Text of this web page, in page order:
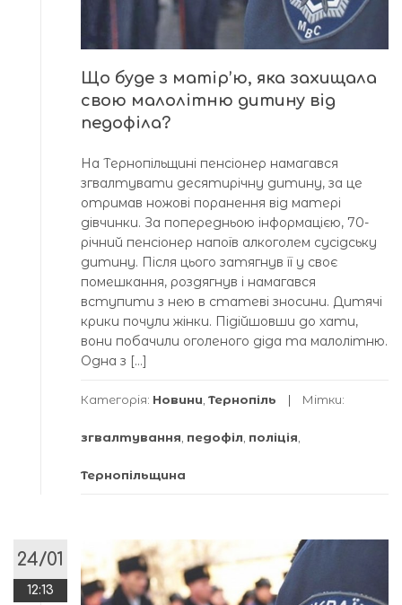
Що буде з матір’ю, яка захищала
свою малолітню дитину від
педофіла?
На Тернопільщині пенсіонер намагався
згвалтувати десятирічну дитину, за це
отримав ножові поранення від матері
дівчинки. За попередньою інформацією, 70-
річний пенсіонер напоїв алкоголем сусідську
дитину. Після цього затягнув її у своє
помешкання, роздягнув і намагався
вступити з нею в статеві зносини. Дитячі
крики почули жінки. Підійшовши до хати,
вони побачили оголеного діда та малолітню.
Одна з […]
Категорія: Новини Тернопіль Мітки:
згвалтування педофіл поліція
Тернопільщина
24/01
12:13